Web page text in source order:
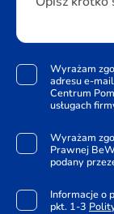
Wyrażam
adresu e-
Centrum
usługach
Wyrażam
Prawnej
podany
Informacje o
pkt. 1-3